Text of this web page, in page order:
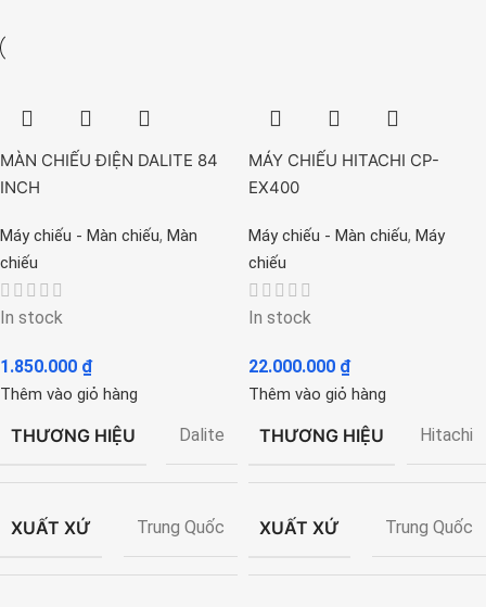
MÀN CHIẾU ĐIỆN DALITE 84
INCH
Máy chiếu - Màn chiếu, Màn
chiếu
In stock
1.850.000 ₫
Thêm vào giỏ hàng
THƯƠNG HIỆU Dalite
XUẤT XỨ Trung Quốc
MÁY CHIẾU HITACHI CP-
EX400
Máy chiếu - Màn chiếu, Máy
chiếu
In stock
22.000.000 ₫
Thêm vào giỏ hàng
THƯƠNG HIỆU Hitachi
XUẤT XỨ Trung Quốc